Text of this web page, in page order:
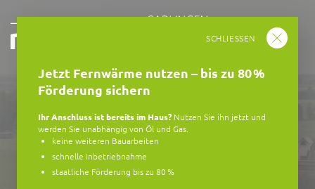
SCHLIESSEN
Jetzt Fernwärme nutzen – bis zu 80 %
Förderung sichern
Ihr Anschluss ist bereits im Haus? Nutzen Sie ihn jetzt und
werden Sie unabhängig von Öl und Gas.
keine weiteren Bauarbeiten
schnelle Inbetriebnahme
staatliche Förderung bis zu 80 %